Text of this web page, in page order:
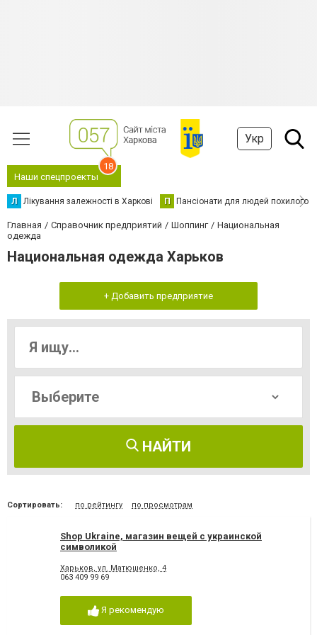
Укр
Наши спецпроекты
18
Л Лікування залежності в Харкові П Пансіонати для людей похилого
Главная Справочник предприятий Шоппинг
Национальная
одежда
Национальная одежда Харьков
+ Добавить предприятие
НАЙТИ
Сортировать: по рейтингу по просмотрам
Shop Ukraine, магазин вещей с украинской
символикой
Харьков, ул. Матюшенко, 4
063 409 99 69
Я рекомендую